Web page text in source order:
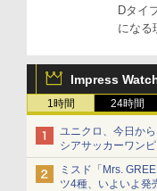
Dタイ
になる
Impress
1時間 24時間
ユニクロ、今日か
シアサッカーワン
ショーツは1990円
ミスド「Mrs.
ツ4種、いよいよ発